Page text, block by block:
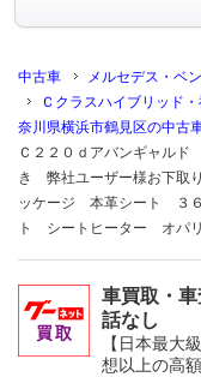
中古車 メルセデス・ベ
Ｃクラスハイブリッド
奈川県横浜市鶴見区の中古
Ｃ２２０ｄアバンギャル
き 弊社ユーザー様お下取
ッケージ 本革シート ３
ト シートヒーター オパ
車買取・
話なし
【日本最大
想以上の高